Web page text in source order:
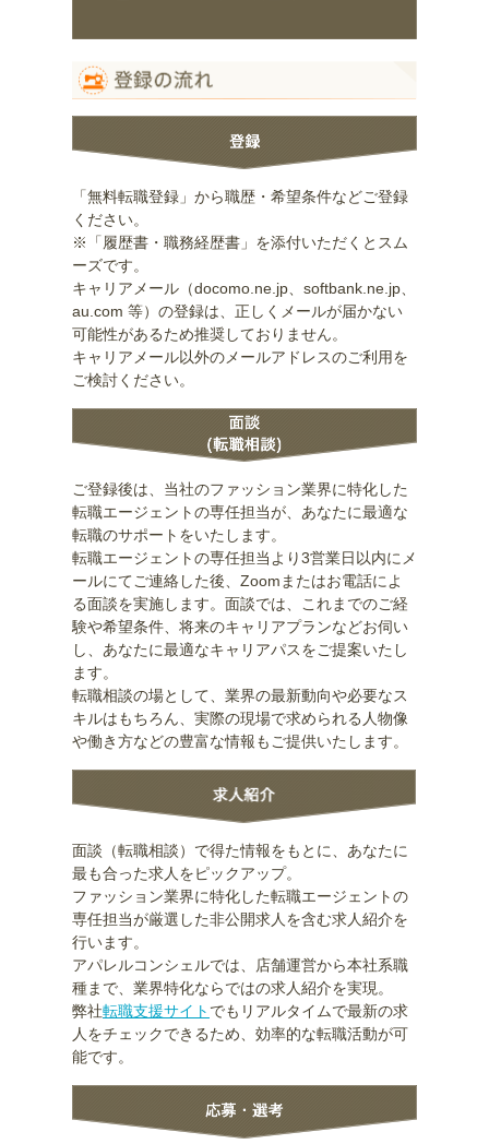
「無料転職登録」から職歴・希望条件などご登録
ください。
※「履歴書・職務経歴書」を添付いただくとスム
ーズです。
キャリアメール（docomo.ne.jp、softbank.ne.jp、
au.com 等）の登録は、正しくメールが届かない
可能性があるため推奨しておりません。
キャリアメール以外のメールアドレスのご利用を
ご検討ください。
ご登録後は、当社のファッション業界に特化した
転職エージェントの専任担当が、あなたに最適な
転職のサポートをいたします。
転職エージェントの専任担当より3営業日以内にメ
ールにてご連絡した後、Zoomまたはお電話によ
る面談を実施します。面談では、これまでのご経
験や希望条件、将来のキャリアプランなどお伺い
し、あなたに最適なキャリアパスをご提案いたし
ます。
転職相談の場として、業界の最新動向や必要なス
キルはもちろん、実際の現場で求められる人物像
や働き方などの豊富な情報もご提供いたします。
面談（転職相談）で得た情報をもとに、あなたに
最も合った求人をピックアップ。
ファッション業界に特化した転職エージェントの
専任担当が厳選した非公開求人を含む求人紹介を
行います。
アパレルコンシェルでは、店舗運営から本社系職
種まで、業界特化ならではの求人紹介を実現。
弊社転職支援サイト でもリアルタイムで最新の求
人をチェックできるため、効率的な転職活動が可
能です。